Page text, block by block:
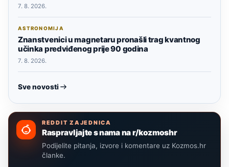
7. 8. 2026.
ASTRONOMIJA
Znanstvenici u magnetaru pronašli trag kvantnog
učinka predviđenog prije 90 godina
7. 8. 2026.
Sve novosti
REDDIT ZAJEDNICA
Raspravljajte s nama na r/kozmoshr
Podijelite pitanja, izvore i komentare uz Kozmos.hr
članke.